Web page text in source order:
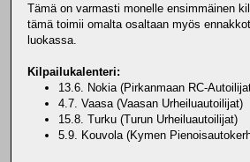
Tämä on varmasti monelle ensimmäinen
tämä toimii omalta osaltaan myös
luokassa.
Kilpailukalenteri:
13.6. Nokia (Pirkanmaan RC-
4.7. Vaasa (Vaasan Urheiluautoilijat)
15.8. Turku (Turun Urheiluautoilijat)
5.9. Kouvola (Kymen